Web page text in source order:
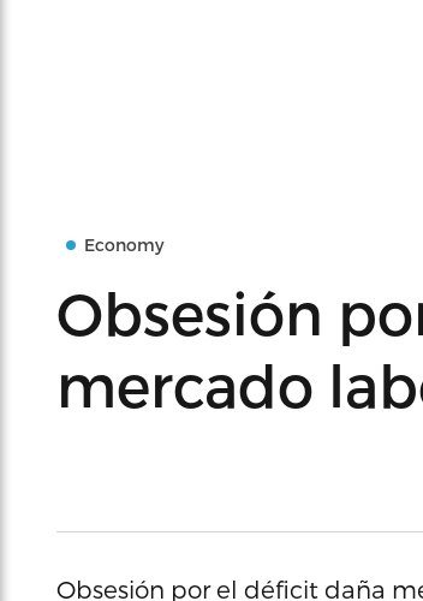
Economy
Obsesión
mercado
Obsesión por el déficit daña